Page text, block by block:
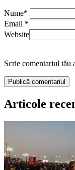
Nume*
Email *
Website
Scrie comentariul tău
Articole